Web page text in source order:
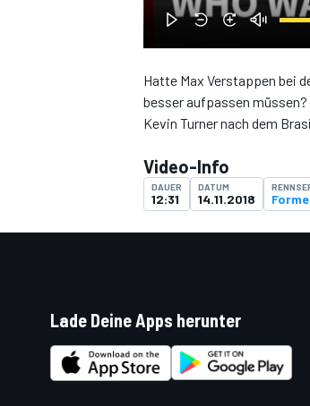
DTM
Hatte Max Verstappen bei
besser aufpassen
Kevin Turner nach dem
Video-Info
DAUER
12:31
DATUM
14.11.2018
Lade Deine Apps herunter